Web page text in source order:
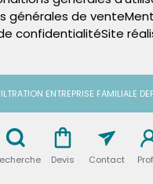
ENTREPRISE FAMILIALE
Devis Contact
générales de vente
confidentialitéSite